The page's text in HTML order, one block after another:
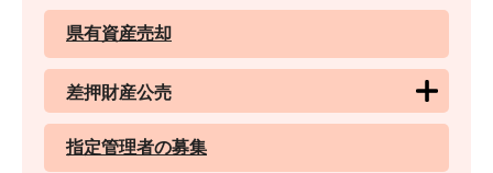
県有資産売却
差押財産公売
指定管理者の募集